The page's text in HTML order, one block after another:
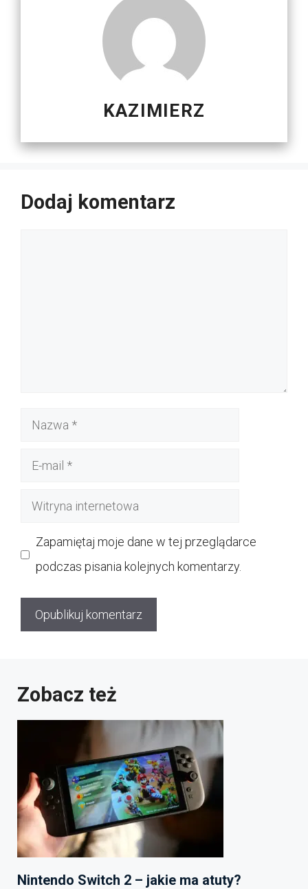
KAZIMIERZ
Dodaj komentarz
Nazwa
Witryna
Zapamiętaj moje dane w tej przeglądarce
podczas pisania kolejnych komentarzy.
Zobacz też
Nintendo Switch 2 – jakie ma atuty?